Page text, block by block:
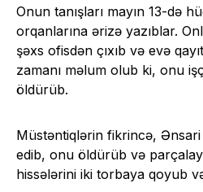
Onun tanışları mayın 13-də
orqanlarına ərizə yazıblar.
şəxs ofisdən çıxıb və evə
zamanı məlum olub ki, onu
öldürüb.
Müstəntiqlərin fikrincə,
edib, onu öldürüb və
hissələrini iki torbaya qoyub və